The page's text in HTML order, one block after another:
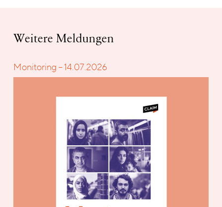
Weitere Meldungen
Monitoring – 14.07.2026